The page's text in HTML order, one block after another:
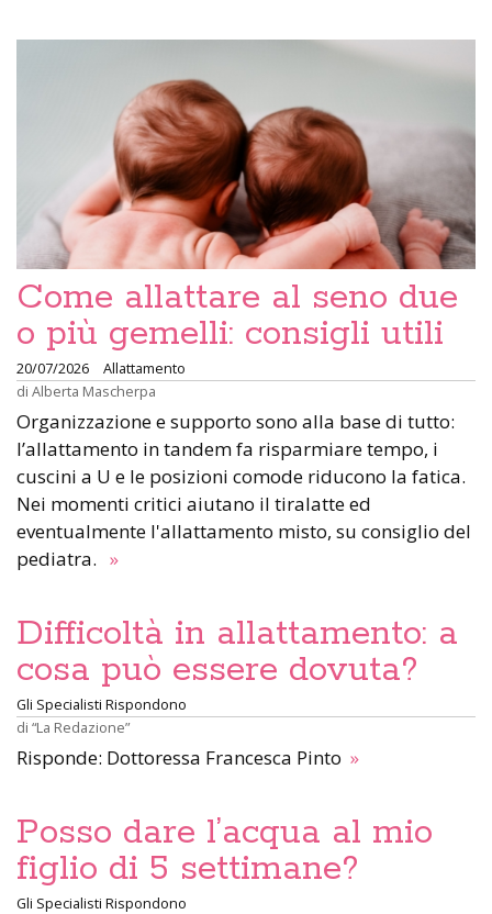
Come allattare al seno due
o più gemelli: consigli utili
20/07/2026
Allattamento
di Alberta Mascherpa
Organizzazione e supporto sono alla base di tutto:
l’allattamento in tandem fa risparmiare tempo, i
cuscini a U e le posizioni comode riducono la fatica.
Nei momenti critici aiutano il tiralatte ed
eventualmente l'allattamento misto, su consiglio del
pediatra. »
Difficoltà in allattamento: a
cosa può essere dovuta?
Gli Specialisti Rispondono
di “La Redazione”
Risponde: Dottoressa Francesca Pinto »
Posso dare l’acqua al mio
figlio di 5 settimane?
Gli Specialisti Rispondono